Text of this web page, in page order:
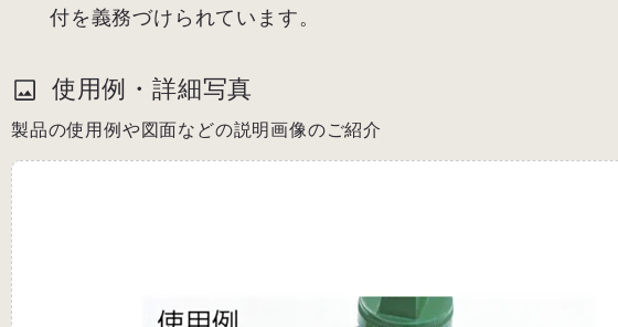
付を義務づけられています。
使用例・詳細写真
製品の使用例や図面などの説明画像のご紹介